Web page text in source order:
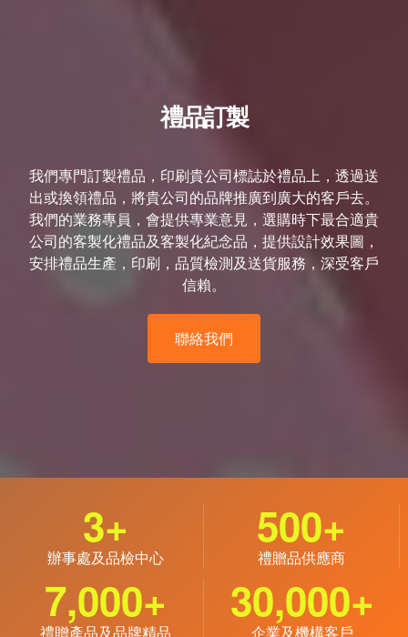
禮品訂製
我們專門訂製禮品，印刷貴公司標誌於禮品上，透過送
出或換領禮品，將貴公司的品牌推廣到廣大的客戶去。
我們的業務專員，會提供專業意見，選購時下最合適貴
公司的客製化禮品及客製化紀念品，提供設計效果圖，
安排禮品生產，印刷，品質檢測及送貨服務，深受客戶
信賴。
聯絡我們
3+
辦事處及品檢中心
500+
禮贈品供應商
7,000+
禮贈產品及品牌精品
30,000+
企業及機構客戶